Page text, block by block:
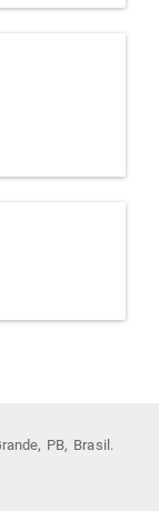
PB, Brasil.